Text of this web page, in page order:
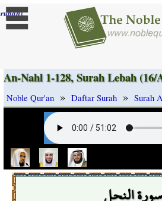
]
An-Nahl 1-128, Surah Lebah (16/
Noble Qur'an » Daftar Surah » Surah